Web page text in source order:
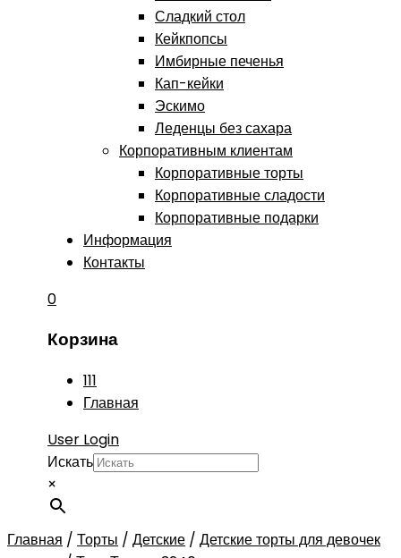
Сладкий стол
Кейкпопсы
Имбирные печенья
Кап-кейки
Эскимо
Леденцы без сахара
Корпоративным клиентам
Корпоративные торты
Корпоративные сладости
Корпоративные подарки
Информация
Контакты
0
Корзина
111
Главная
User Login
Искать
×
Главная / Торты / Детские / Детские торты для девочек